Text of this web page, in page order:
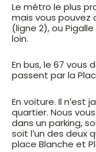
Le métro le plus
mais vous pouvez
(ligne 2), ou
loin.
En bus, le 67 vous
passent par la
En voiture. Il n’est
quartier. Nous
dans un parking,
soit l’un des deux
place Blanche et